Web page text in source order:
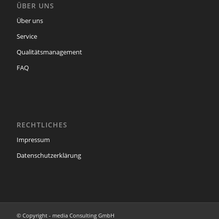
ÜBER UNS
Über uns
Service
Qualitätsmanagement
FAQ
RECHTLICHES
Impressum
Datenschutzerklärung
© Copyright - media Consulting GmbH